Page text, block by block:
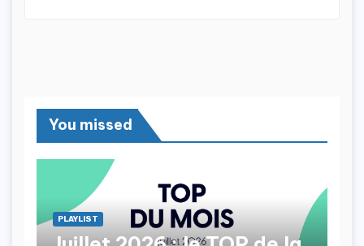
You missed
PLAYLIST